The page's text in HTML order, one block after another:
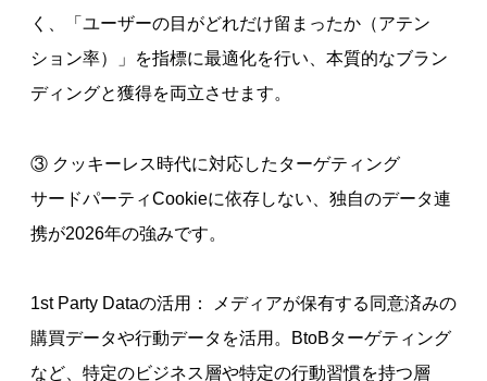
く、「ユーザーの目がどれだけ留まったか（アテン
ション率）」を指標に最適化を行い、本質的なブラン
ディングと獲得を両立させます。
③ クッキーレス時代に対応したターゲティング
サードパーティCookieに依存しない、独自のデータ連
携が2026年の強みです。
1st Party Dataの活用： メディアが保有する同意済みの
購買データや行動データを活用。BtoBターゲティング
など、特定のビジネス層や特定の行動習慣を持つ層